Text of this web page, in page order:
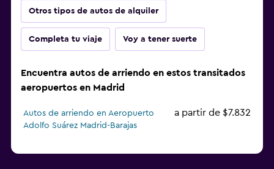
Otros tipos de autos de alquiler
Completa tu viaje Voy a tener suerte
Encuentra autos de arriendo en estos transitados
aeropuertos en Madrid
Autos de arriendo en Aeropuerto
Adolfo Suárez Madrid-Barajas
a partir de $7.832